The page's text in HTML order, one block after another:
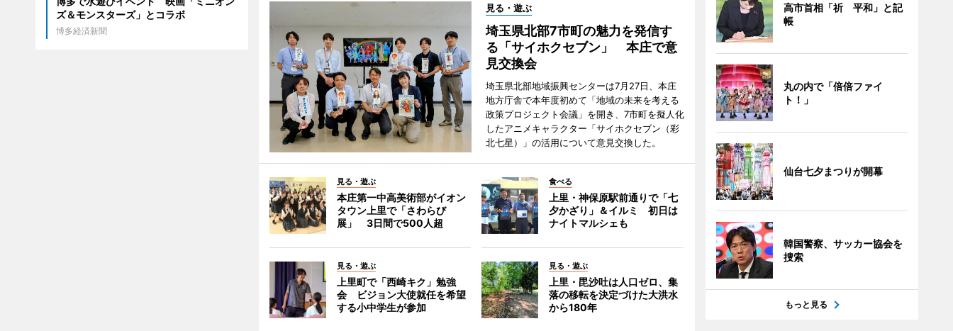
見る・遊ぶ
埼玉県北部7市町の魅力を発信す
る「サイホクセブン」 本庄で意
見交換会
埼玉県北部地域振興センターは7月27日、本庄
地方庁舎で本年度初めて「地域の未来を考える
政策プロジェクト会議」を開き、7市町を擬人化
したアニメキャラクター「サイホクセブン（彩
北七星）」の活用について意見交換した。
見る・遊ぶ
本庄第一中高美術部がイオン
タウン上里で「さわらび
展」 3日間で500人超
食べる
上里・神保原駅前通りで「七
夕かざり」＆イルミ 初日は
ナイトマルシェも
見る・遊ぶ
上里町で「西崎キク」勉強
会 ビジョン大使就任を希望
する小中学生が参加
見る・遊ぶ
上里・毘沙吐は人口ゼロ、集
落の移転を決定づけた大洪水
から180年
ズ＆モンスターズ」とコラボ
博多経済新聞
高市首相「祈 平和」と記
帳
丸の内で「倍倍ファイ
ト！」
仙台七夕まつりが開幕
韓国警察、サッカー協会を
捜索
もっと見る